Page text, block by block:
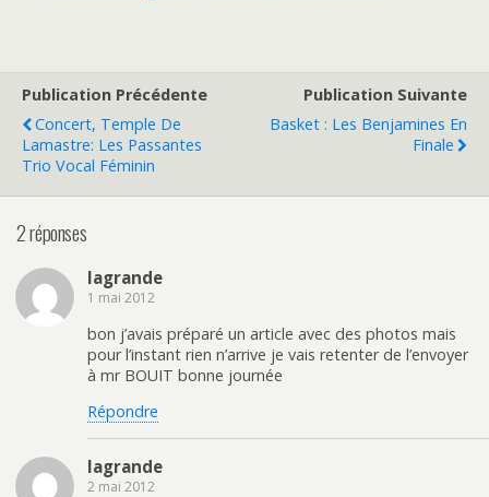
Publication Précédente
Concert, Temple De
Lamastre: Les Passantes
Trio Vocal Féminin
Publication Suivante
Basket : Les Benjamines En
Finale
2 réponses
lagrande
1 mai 2012
bon j’avais préparé un article avec des photos mais
pour l’instant rien n’arrive je vais retenter de l’envoyer
à mr BOUIT bonne journée
Répondre
lagrande
2 mai 2012